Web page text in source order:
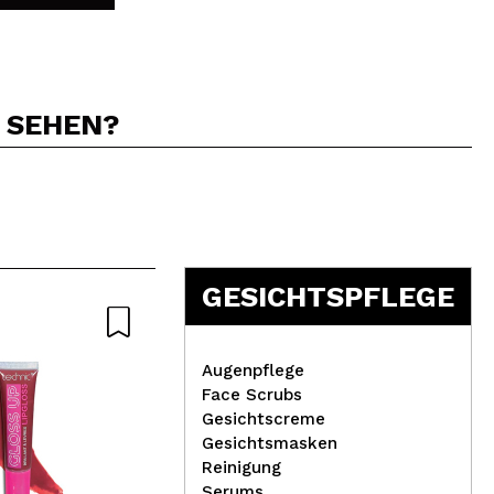
Technic Cosmetics -
Mascara Go All Out
GESICHTSPFLEGE
Augenpflege
Face Scrubs
Gesichtscreme
Gesichtsmasken
Reinigung